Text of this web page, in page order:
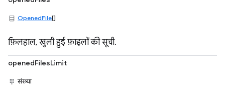
OpenedFile[]
फ़िलहाल, खुली हुई फ़ाइलों की सूची.
openedFilesLimit
संख्या